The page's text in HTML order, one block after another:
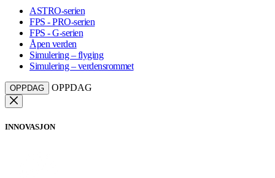
ASTRO-serien
FPS - PRO-serien
FPS - G-serien
Åpen verden
Simulering – flyging
Simulering – verdensrommet
OPPDAG OPPDAG
INNOVASJON